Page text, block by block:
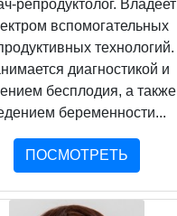
репродуктолог. Владеет
вспомогательных
технологий.
диагностикой и
бесплодия, а также
беременности...
ПОСМОТРЕТЬ